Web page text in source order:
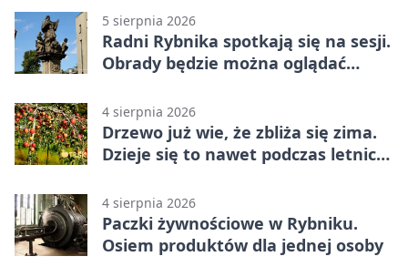
5 sierpnia 2026
Radni Rybnika spotkają się na sesji.
Obrady będzie można oglądać
4 sierpnia 2026
Drzewo już wie, że zbliża się zima.
Dzieje się to nawet podczas letnich
4 sierpnia 2026
Paczki żywnościowe w Rybniku.
Osiem produktów dla jednej osoby